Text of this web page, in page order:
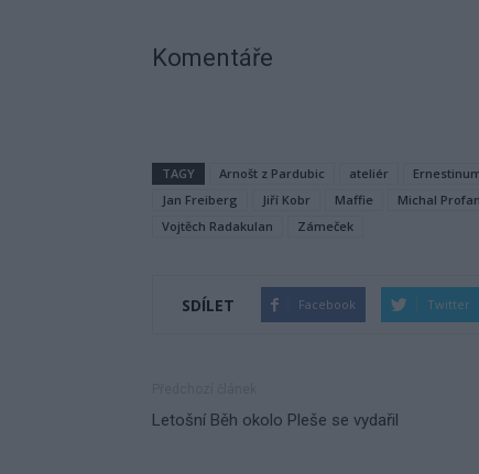
Komentáře
TAGY Arnošt z Pardubic ateliér
Jan Freiberg
Jiří Kobr Maffie Michal
Vojtěch Radakulan
Zámeček
SDÍLET Facebook Twitter
Letošní Běh okolo Pleše se vydařil